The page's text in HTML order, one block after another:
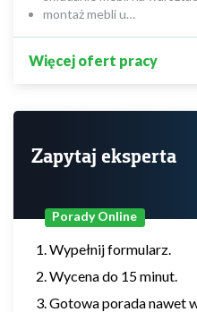
montaż mebli u…
Więcej ofert pracy
Zapytaj eksperta
Porady Online
Wypełnij formularz.
Wycena do 15 minut.
Gotowa porada nawet